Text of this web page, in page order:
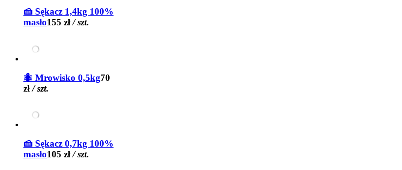
🍰 Sękacz 1,4kg 100%
masło155 zł / szt.
🐜 Mrowisko 0,5kg70
zł / szt.
🍰 Sękacz 0,7kg 100%
masło105 zł / szt.